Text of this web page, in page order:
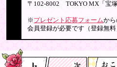
〒102-8002 TOKYO MX「宝
※ プレゼント応募フォームか
会員登録が必要です（登録無料